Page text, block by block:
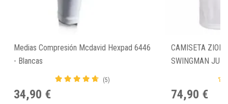
Medias Compresión Mcdavid Hexpad 6446
- Blancas
(5)
34,90 €
CAMISETA ZION
SWINGMAN
74,90 €